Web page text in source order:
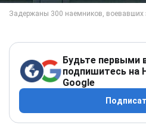
Будьте первыми
подпишитесь на
Google